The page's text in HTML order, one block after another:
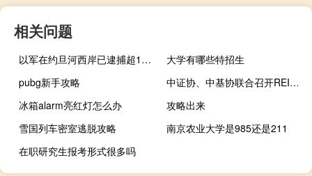
相关问题
以军在约旦河西岸已逮捕超1350名巴勒斯坦人
大学有哪些特招生
pubg新手攻略
中证协、中基协联合召开REITs业务座谈会：积极研究推进REITs市场生态建设有关措施安排落地
冰箱alarm亮红灯怎么办
攻略出来
雪国列车密室逃脱攻略
南京农业大学是985还是211
在职研究生报考形式很多吗